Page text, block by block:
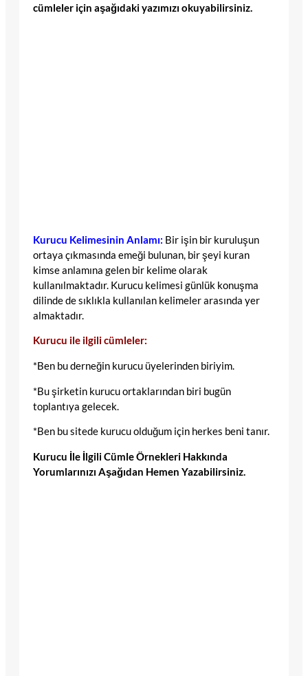
cümleler için aşağıdaki yazımızı okuyabilirsiniz.
Kurucu Kelimesinin Anlamı: Bir işin bir kuruluşun
ortaya çıkmasında emeği bulunan, bir şeyi kuran
kimse anlamına gelen bir kelime olarak
kullanılmaktadır. Kurucu kelimesi günlük konuşma
dilinde de sıklıkla kullanılan kelimeler arasında yer
almaktadır.
Kurucu ile ilgili cümleler:
*Ben bu derneğin kurucu üyelerinden biriyim.
*Bu şirketin kurucu ortaklarından biri bugün
toplantıya gelecek.
*Ben bu sitede kurucu olduğum için herkes beni tanır.
Kurucu İle İlgili Cümle Örnekleri Hakkında
Yorumlarınızı Aşağıdan Hemen Yazabilirsiniz.